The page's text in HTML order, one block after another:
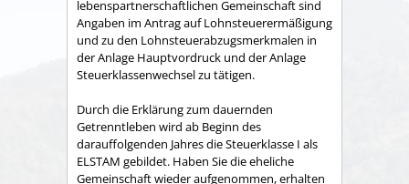
lebenspartnerschaftlichen Gemeinschaft sind
Angaben im Antrag auf Lohnsteuerermäßigung
und zu den Lohnsteuerabzugsmerkmalen in
der Anlage Hauptvordruck und der Anlage
Steuerklassenwechsel zu tätigen.
Durch die Erklärung zum dauernden
Getrenntleben wird ab Beginn des
darauffolgenden Jahres die Steuerklasse I als
ELSTAM gebildet. Haben Sie die eheliche
Gemeinschaft wieder aufgenommen, erhalten